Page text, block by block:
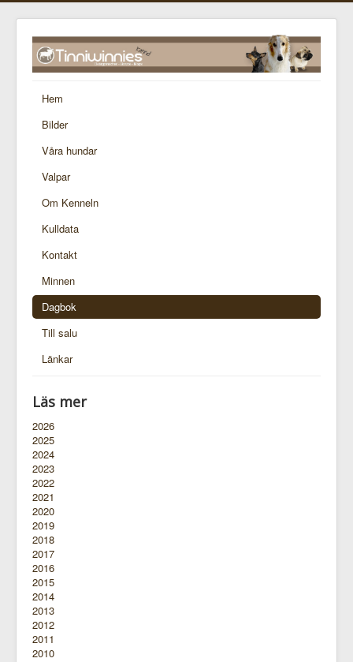
Hem
Bilder
Våra hundar
Valpar
Om Kenneln
Kulldata
Kontakt
Minnen
Dagbok
Till salu
Länkar
Läs mer
2026
2025
2024
2023
2022
2021
2020
2019
2018
2017
2016
2015
2014
2013
2012
2011
2010